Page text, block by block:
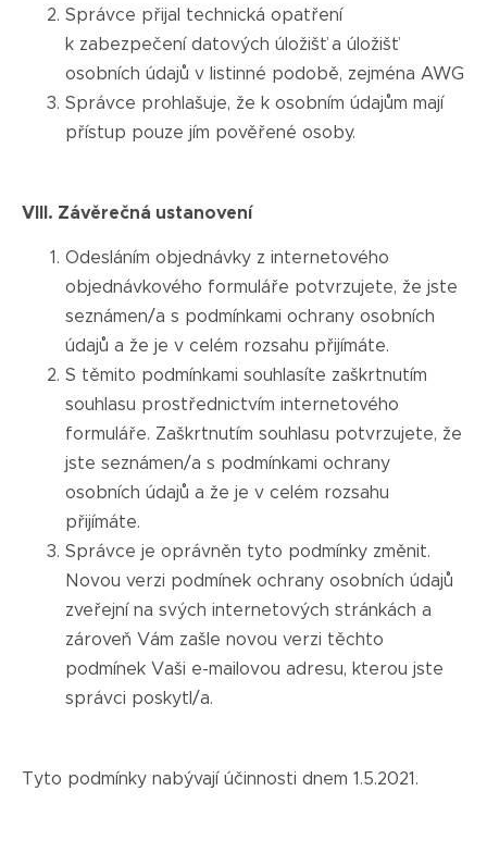
Správce přijal technická opatření
k zabezpečení datových úložišť a úložišť
osobních údajů v listinné podobě, zejména AWG
Správce prohlašuje, že k osobním údajům mají
přístup pouze jím pověřené osoby.
VIII. Závěrečná ustanovení
Odesláním objednávky z internetového
objednávkového formuláře potvrzujete, že jste
seznámen/a s podmínkami ochrany osobních
údajů a že je v celém rozsahu přijímáte.
S těmito podmínkami souhlasíte zaškrtnutím
souhlasu prostřednictvím internetového
formuláře. Zaškrtnutím souhlasu potvrzujete, že
jste seznámen/a s podmínkami ochrany
osobních údajů a že je v celém rozsahu
přijímáte.
Správce je oprávněn tyto podmínky změnit.
Novou verzi podmínek ochrany osobních údajů
zveřejní na svých internetových stránkách a
zároveň Vám zašle novou verzi těchto
podmínek Vaši e-mailovou adresu, kterou jste
správci poskytl/a.
Tyto podmínky nabývají účinnosti dnem 1.5.2021.